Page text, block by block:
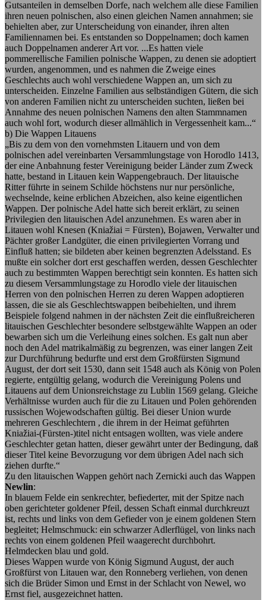
Gutsanteilen in demselben Dorfe, nach welchem alle diese Familien
ihren neuen polnischen, also einen gleichen Namen annahmen; sie
behielten aber, zur Unterscheidung von einander, ihren alten
Familiennamen bei. Es entstanden so Doppelnamen; doch kamen
auch Doppelnamen anderer Art vor. ...Es hatten viele
pommerellische Familien polnische Wappen, zu denen sie adoptiert
wurden, angenommen, und es nahmen die Zweige eines
Geschlechts auch wohl verschiedene Wappen an, um sich zu
unterscheiden. Einzelne Familien aus selbständigen Gütern, die sich
von anderen Familien nicht zu unterscheiden suchten, ließen bei
Annahme des neuen polnischen Namens den alten Stammnamen
auch wohl fort, wodurch dieser allmählich in Vergessenheit kam...“
b) Die Wappen Litauens
„Bis zu dem von den vornehmsten Litauern und von dem
polnischen adel vereinbarten Versammlungstage von Horodlo 1413,
der eine Anbahnung fester Vereinigung beider Länder zum Zweck
hatte, bestand in Litauen kein Wappengebrauch. Der litauische
Ritter führte in seinem Schilde höchstens nur nur persönliche,
wechselnde, keine erblichen Abzeichen, also keine eigentlichen
Wappen. Der polnische Adel hatte sich bereit erklärt, zu seinen
Privilegien den litauischen Adel anzunehmen. Es waren aber in
Litauen wohl Knesen (Kniažiai = Fürsten), Bojawen, Verwalter und
Pächter großer Landgüter, die einen privilegierten Vorrang und
Einfluß hatten; sie bildeten aber keinen begrenzten Adelsstand. Es
mußte ein solcher dort erst geschaffen werden, dessen Geschlechter
auch zu bestimmten Wappen berechtigt sein konnten. Es hatten sich
zu diesem Versammlungstage zu Horodlo viele der litauischen
Herren von den polnischen Herren zu deren Wappen adoptieren
lassen, die sie als Geschlechtswappen beibehielten, und ihrem
Beispiele folgend nahmen in der nächsten Zeit die einflußreicheren
litauischen Geschlechter besondere selbstgewählte Wappen an oder
bewarben sich um die Verleihung eines solchen. Es galt nun aber
noch den Adel matrikalmäßig zu begrenzen, was einer langen Zeit
zur Durchführung bedurfte und erst dem Großfürsten Sigmund
August, der dort seit 1530, dann seit 1548 auch als König von Polen
regierte, entgültig gelang, wodurch die Vereinigung Polens und
Litauens auf dem Unionsreichstage zu Lublin 1569 gelang. Gleiche
Verhältnisse wurden auch für die zu Litauen und Polen gehörenden
russischen Wojewodschaften gültig. Bei dieser Union wurde
mehreren Geschlechtern , die ihrem in der Heimat geführten
Kniažiai-(Fürsten-)titel nicht entsagen wollten, was viele andere
Geschlechter getan hatten, dieser gewährt unter der Bedingung, daß
dieser Titel keine Bevorzugung vor dem übrigen Adel nach sich
ziehen durfte.“
Zu den litauischen Wappen gehört nach Zernicki auch das Wappen
Newlin:
In blauem Felde ein senkrechter, befiederter, mit der Spitze nach
oben gerichteter goldener Pfeil, dessen Schaft einmal durchkreuzt
ist, rechts und links von dem Gefieder von je einem goldenen Stern
begleitet; Helmschmuck: ein schwarzer Adlerflügel, von links nach
rechts von einem goldenen Pfeil waagerecht durchbohrt.
Helmdecken blau und gold.
Dieses Wappen wurde von König Sigmund August, der auch
Großfürst von Litauen war, den Ronneberg verliehen, von denen
sich die Brüder Simon und Ernst in der Schlacht von Newel, wo
Ernst fiel, ausgezeichnet hatten.